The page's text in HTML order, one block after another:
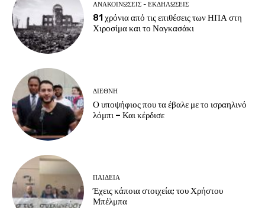
ΑΝΑΚΟΙΝΩΣΕΙΣ - ΕΚΔΗΛΩΣΕΙΣ
81 χρόνια από τις επιθέσεις των ΗΠΑ στη
Χιροσίμα και το Ναγκασάκι
ΔΙΕΘΝΗ
Ο υποψήφιος που τα έβαλε με το ισραηλινό
λόμπι – Και κέρδισε
ΠΑΙΔΕΙΑ
Έχεις κάποια στοιχεία; του Χρήστου
Μπέλμπα